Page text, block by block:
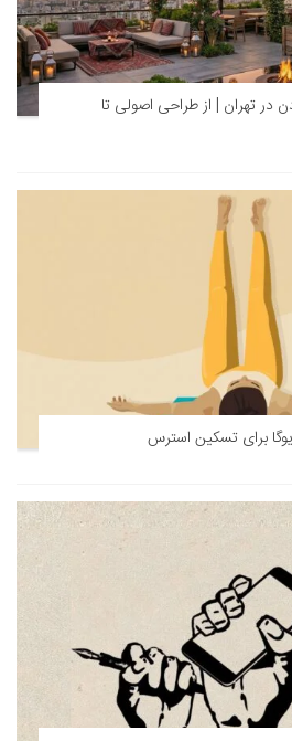
گاردن در تهران | از طراحی اصولی تا